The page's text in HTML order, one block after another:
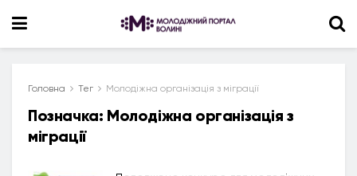
Головна Тег Молодіжна організація з міграції
Позначка: Молодіжна організація з
міграції